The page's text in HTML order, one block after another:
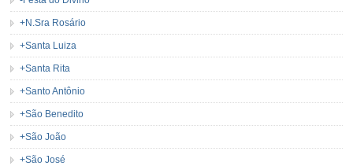
+N.Sra Rosário
+Santa Luiza
+Santa Rita
+Santo Antônio
+São Benedito
+São João
+São José